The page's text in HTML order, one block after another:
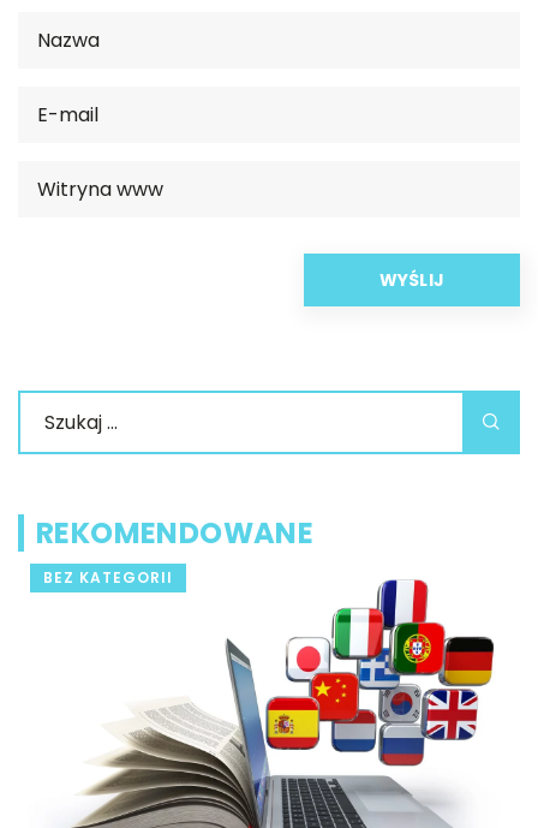
REKOMENDOWANE
BEZ KATEGORII